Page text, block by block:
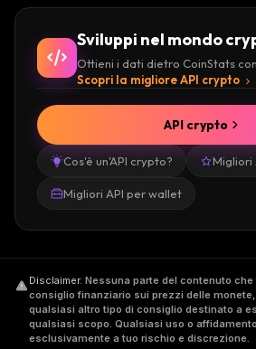
Sviluppi nel mondo
Ottieni i dati dietro CoinStats
Scopri la migliore API crypto
Cos'è un'API crypto? Migliori
Migliori API per wallet
API crypto
Disclaimer. Nessuna parte del contenuto
consiglio finanziario sui prezzi delle
qualsiasi altro tipo di consiglio destinato a
qualsiasi scopo. Qualsiasi uso o
esclusivamente a tuo rischio e discrezione.